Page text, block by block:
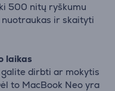
500 nitų ryškumu
ir skaityti
laikas
dirbti ar mokytis
to MacBook Neo yra